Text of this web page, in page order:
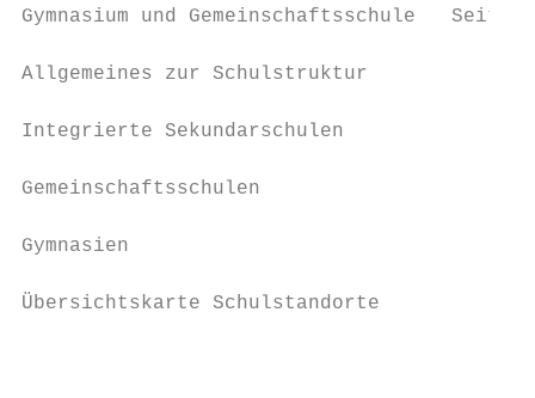
Gymnasium und Gemeinschaftsschule
Allgemeines zur Schulstruktur		     Seite   10 – 11
Integrierte Sekundarschulen		       Seite   12 – 31
Gemeinschaftsschulen			             Seite   32 – 35
Gymnasien				Seite                          36 – 45
Übersichtskarte Schulstandorte		    Seite   24 – 25